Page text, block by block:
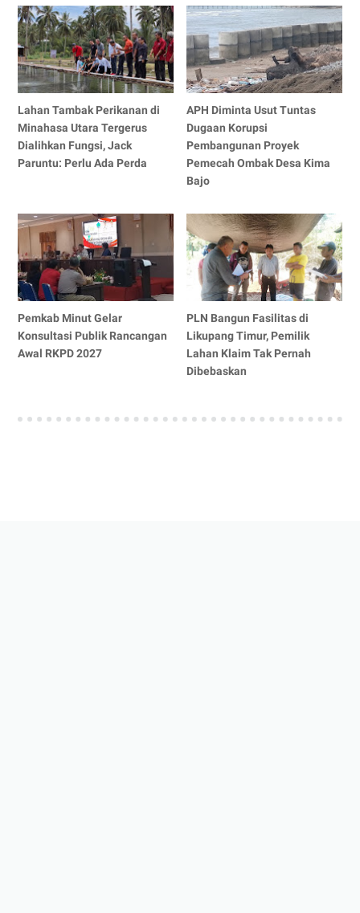
Lahan Tambak Perikanan di
Minahasa Utara Tergerus
Dialihkan Fungsi, Jack
Paruntu: Perlu Ada Perda
APH Diminta Usut Tuntas
Dugaan Korupsi
Pembangunan Proyek
Pemecah Ombak Desa Kima
Bajo
Pemkab Minut Gelar
Konsultasi Publik Rancangan
Awal RKPD 2027
PLN Bangun Fasilitas di
Likupang Timur, Pemilik
Lahan Klaim Tak Pernah
Dibebaskan